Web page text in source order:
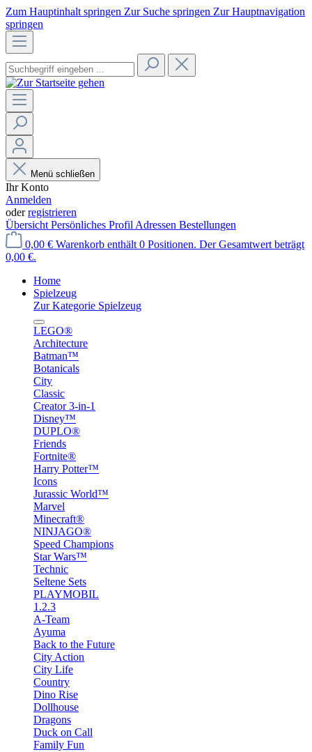
Zum Hauptinhalt springen Zur Suche springen Zur Hauptnavigation
springen
Menü schließen
Ihr Konto
Anmelden
oderregistrieren
Übersicht Persönliches Profil Adressen Bestellungen
0,00 € Warenkorb enthält 0 Positionen. Der Gesamtwert beträgt
0,00 €.
Home
Spielzeug
Zur Kategorie Spielzeug
LEGO®
Architecture
Batman™
Botanicals
City
Classic
Creator 3-in-1
Disney™
DUPLO®
Friends
Fortnite®
Harry Potter™
Icons
Jurassic World™
Marvel
Minecraft®
NINJAGO®
Speed Champions
Star Wars™
Technic
Seltene Sets
PLAYMOBIL
1.2.3
A-Team
Ayuma
Back to the Future
City Action
City Life
Country
Dino Rise
Dollhouse
Dragons
Duck on Call
Family Fun